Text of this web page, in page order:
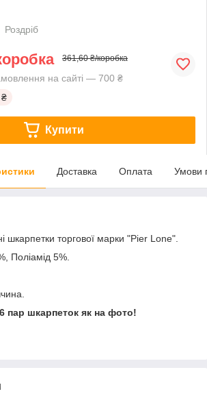
Роздріб
361,60 ₴/коробка
на сайті — 700 ₴
Купити
Доставка Оплата Умови
шкарпетки торгової марки "Pier Lone".
Поліамід 5%.
пар шкарпеток як на фото!